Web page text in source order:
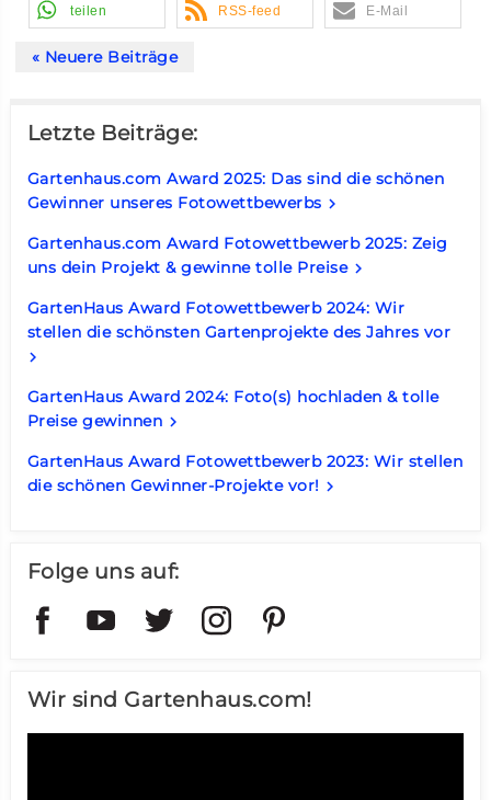
teilen RSS-feed E-Mail
« Neuere Beiträge
Letzte Beiträge:
Gartenhaus.com Award 2025: Das sind die schönen
Gewinner unseres Fotowettbewerbs keyboard_arrow_right
Gartenhaus.com Award Fotowettbewerb 2025: Zeig
uns dein Projekt & gewinne tolle Preisekeyboard_arrow_right
GartenHaus Award Fotowettbewerb 2024: Wir
stellen die schönsten Gartenprojekte des Jahres vor
keyboard_arrow_right
GartenHaus Award 2024: Foto(s) hochladen & tolle
Preise gewinnen keyboard_arrow_right
GartenHaus Award Fotowettbewerb 2023: Wir stellen
die schönen Gewinner-Projekte vor! keyboard_arrow_right
Folge uns auf:
Wir sind Gartenhaus.com!